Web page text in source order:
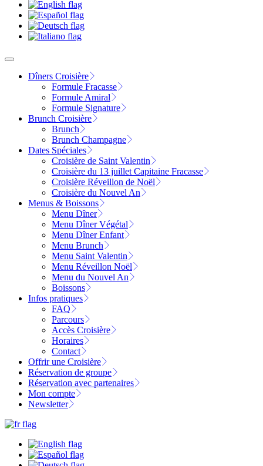
Dîners Croisière
Formule Fracasse
Formule Amiral
Formule Signature
Brunch Croisière
Brunch
Brunch Champagne
Dates Spéciales
Croisière de Saint Valentin
Croisière du 13 juillet Capitaine Fracasse
Croisière Réveillon de Noël
Croisière du Nouvel An
Menus & Boissons
Menu Dîner
Menu Dîner Végétal
Menu Dîner Enfant
Menu Brunch
Menu Saint Valentin
Menu Réveillon Noël
Menu du Nouvel An
Boissons
Infos pratiques
FAQ
Parcours
Accès Croisière
Horaires
Contact
Offrir une Croisière
Réservation de groupe
Réservation avec partenaires
Mon compte
Newsletter